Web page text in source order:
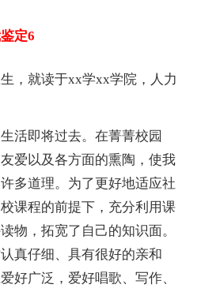
定6
就读于xx学xx学院，人力
即将过去。在菁菁校园
爱以及各方面的熏陶，使我
多道理。为了更好地适应社
课程的前提下，充分利用课
物，拓宽了自己的知识面。
真仔细、具有很好的亲和
好广泛，爱好唱歌、写作、